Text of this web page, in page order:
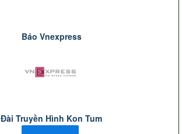
Báo Vnexpress
Đài Truyền Hình Kon Tum